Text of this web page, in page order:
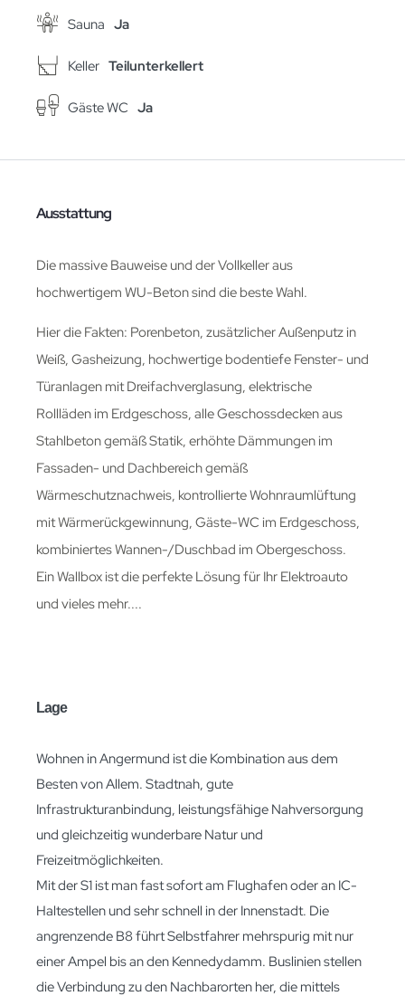
Sauna Ja
Keller Teilunterkellert
Gäste WC Ja
Ausstattung
Die massive Bauweise und der Vollkeller aus
hochwertigem WU-Beton sind die beste Wahl.
Hier die Fakten: Porenbeton, zusätzlicher Außenputz in
Weiß, Gasheizung, hochwertige bodentiefe Fenster- und
Türanlagen mit Dreifachverglasung, elektrische
Rollläden im Erdgeschoss, alle Geschossdecken aus
Stahlbeton gemäß Statik, erhöhte Dämmungen im
Fassaden- und Dachbereich gemäß
Wärmeschutznachweis, kontrollierte Wohnraumlüftung
mit Wärmerückgewinnung, Gäste-WC im Erdgeschoss,
kombiniertes Wannen-/Duschbad im Obergeschoss.
Ein Wallbox ist die perfekte Lösung für Ihr Elektroauto
und vieles mehr....
Lage
Wohnen in Angermund ist die Kombination aus dem
Besten von Allem. Stadtnah, gute
Infrastrukturanbindung, leistungsfähige Nahversorgung
und gleichzeitig wunderbare Natur und
Freizeitmöglichkeiten.
Mit der S1 ist man fast sofort am Flughafen oder an IC-
Haltestellen und sehr schnell in der Innenstadt. Die
angrenzende B8 führt Selbstfahrer mehrspurig mit nur
einer Ampel bis an den Kennedydamm. Buslinien stellen
die Verbindung zu den Nachbarorten her, die mittels